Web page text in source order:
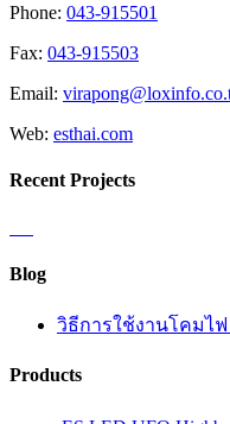
Phone: 043-915501
Fax: 043-915503
Email:
Web: esthai.com
Recent Projects
Blog
วิธีการใช้งานโคมไฟ
Products